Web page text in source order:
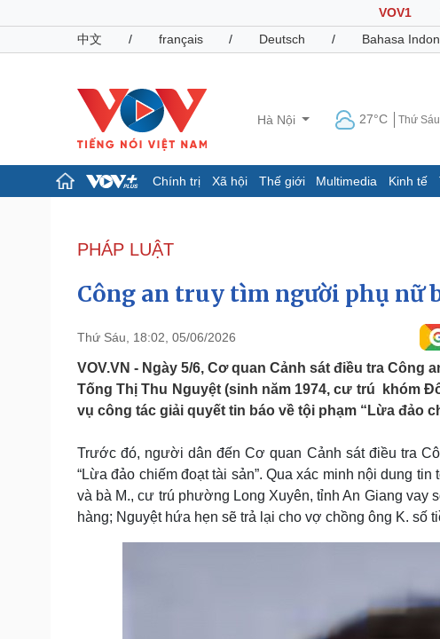
VOV1
中文
/ français / Deutsch / Bahasa
Hà Nội 27°C Thứ
Chính trị Xã hội Thế giới Multimedia Kinh tế
Đảng
Tổ chức nhân sự
Nhận diện sự thật
Dấu ấn VOV
Pháp luật
Vụ án
Tin nóng
Quân sự - Quốc phòng
Vũ khí
Việt Nam
Sức khỏe
Dinh dưỡng - món ngon
Đời sống
Nhà đẹp
PHÁP LUẬT
Công an truy tìm người phụ nữ
Thứ Sáu, 18:02, 05/06/2026
VOV.VN - Ngày 5/6, Cơ quan Cảnh sát điều tra
Tống Thị Thu Nguyệt (sinh năm 1974, cư trú khóm
vụ công tác giải quyết tin báo về tội phạm “Lừa đảo
Trước đó, người dân đến Cơ quan Cảnh sát điều tra
“Lừa đảo chiếm đoạt tài sản”. Qua xác minh nội dung
và bà M., cư trú phường Long Xuyên, tỉnh An Giang vay
hàng; Nguyệt hứa hẹn sẽ trả lại cho vợ chồng ông K. số